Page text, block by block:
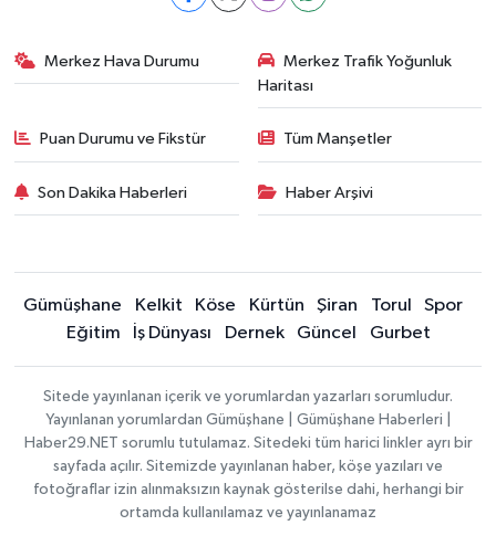
Merkez Hava Durumu
Merkez Trafik Yoğunluk
Haritası
Puan Durumu ve Fikstür Tüm Manşetler
Son Dakika Haberleri Haber Arşivi
Gümüşhane Kelkit Köse Kürtün Şiran Torul
Spor
Eğitim
İş Dünyası Dernek Güncel Gurbet
Sitede yayınlanan içerik ve yorumlardan yazarları sorumludur.
Yayınlanan yorumlardan Gümüşhane | Gümüşhane Haberleri |
Haber29.NET sorumlu tutulamaz. Sitedeki tüm harici linkler ayrı bir
sayfada açılır. Sitemizde yayınlanan haber, köşe yazıları ve
fotoğraflar izin alınmaksızın kaynak gösterilse dahi, herhangi bir
ortamda kullanılamaz ve yayınlanamaz